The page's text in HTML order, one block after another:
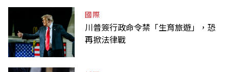
國際
川普簽行政命令禁「生育旅遊」，恐
再掀法律戰